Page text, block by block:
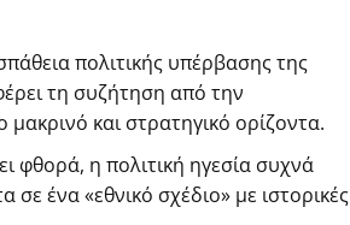
πολιτικής υπέρβασης της
τη συζήτηση από την
και στρατηγικό ορίζοντα.
φθορά, η πολιτική ηγεσία συχνά
ένα «εθνικό σχέδιο» με ιστορικές